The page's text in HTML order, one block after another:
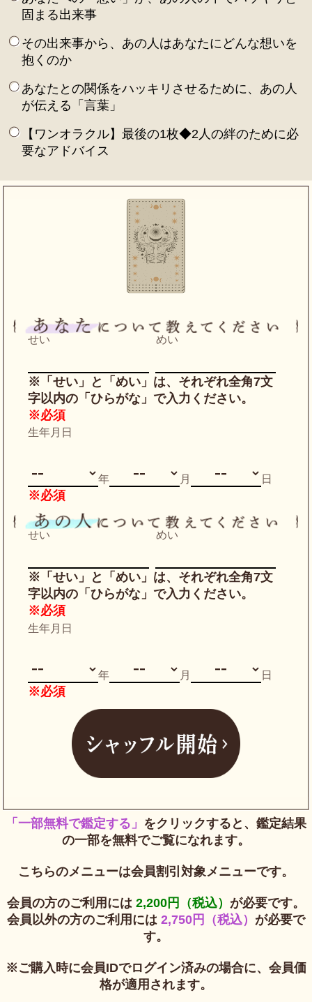
固まる出来事
その出来事から、あの人はあなたにどんな想いを
抱くのか
あなたとの関係をハッキリさせるために、あの人
が伝える「言葉」
【ワンオラクル】最後の1枚◆2人の絆のために必
要なアドバイス
せい めい
※「せい」と「めい」は、それぞれ全角7文
字以内の「ひらがな」で入力ください。
※必須
生年月日
年 月 日
※必須
せい めい
※「せい」と「めい」は、それぞれ全角7文
字以内の「ひらがな」で入力ください。
※必須
生年月日
年 月 日
※必須
「一部無料で鑑定する」 をクリックすると、鑑定結果
の一部を無料でご覧になれます。
こちらのメニューは会員割引対象メニューです。
会員の方のご利用には 2,200円（税込） が必要です。
会員以外の方のご利用には 2,750円（税込） が必要で
す。
※ご購入時に会員IDでログイン済みの場合に、会員価
格が適用されます。